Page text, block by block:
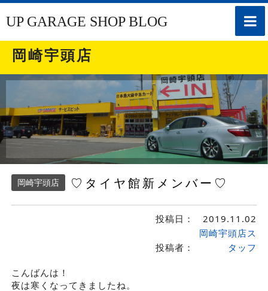
toggle
UP GARAGE SHOP BLOG
岡崎宇頭店
岡崎宇頭店 ♡タイヤ館新メンバー♡
投稿日： 2019.11.02
投稿者：
岡崎宇頭店ス
タッフ
こんばんは！
夜は寒くなってきましたね。